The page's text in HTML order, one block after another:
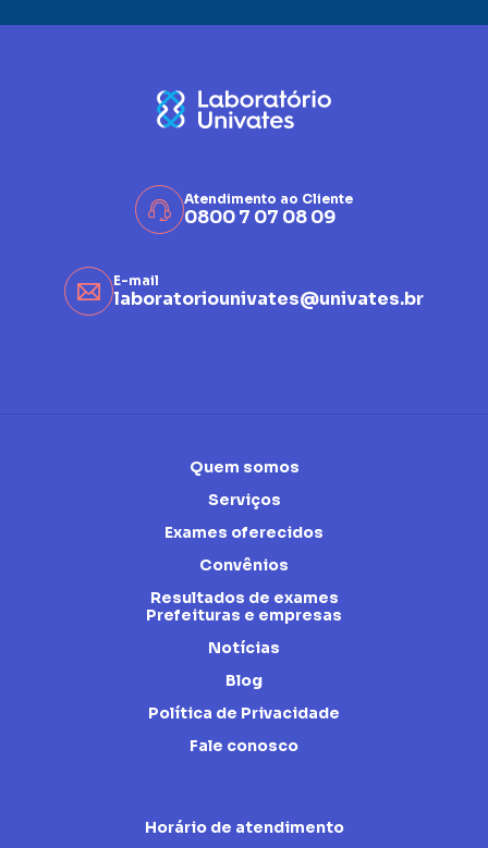
Atendimento ao Cliente
0800 7 07 08 09
E-mail
laboratoriounivates@univates.br
Quem somos
Serviços
Exames oferecidos
Convênios
Resultados de exames
Prefeituras e empresas
Notícias
Blog
Política de Privacidade
Fale conosco
Horário de atendimento